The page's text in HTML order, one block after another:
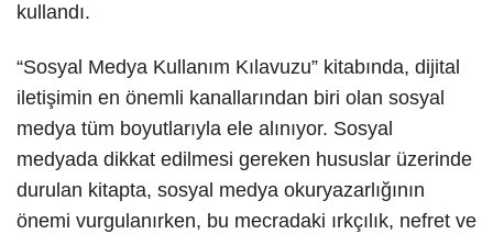
kullandı.
“Sosyal Medya Kullanım Kılavuzu” kitabında, dijital
iletişimin en önemli kanallarından biri olan sosyal
medya tüm boyutlarıyla ele alınıyor. Sosyal
medyada dikkat edilmesi gereken hususlar üzerinde
durulan kitapta, sosyal medya okuryazarlığının
önemi vurgulanırken, bu mecradaki ırkçılık, nefret ve